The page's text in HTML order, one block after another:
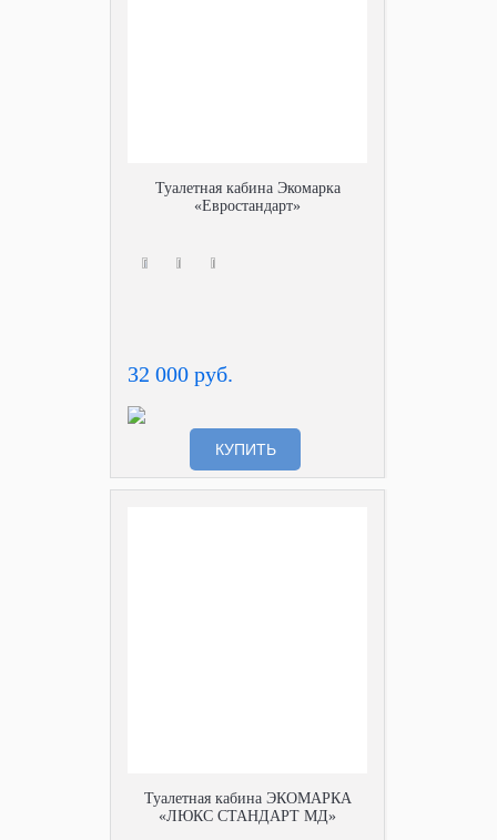
Туалетная кабина Экомарка
«Евростандарт»
32 000 руб.
КУПИТЬ
Туалетная кабина ЭКОМАРКА
«ЛЮКС СТАНДАРТ МД»